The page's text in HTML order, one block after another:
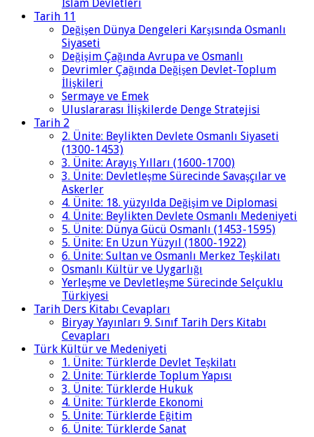
İslam Devletleri
Tarih 11
Değişen Dünya Dengeleri Karşısında Osmanlı
Siyaseti
Değişim Çağında Avrupa ve Osmanlı
Devrimler Çağında Değişen Devlet-Toplum
İlişkileri
Sermaye ve Emek
Uluslararası İlişkilerde Denge Stratejisi
Tarih 2
2. Ünite: Beylikten Devlete Osmanlı Siyaseti
(1300-1453)
3. Ünite: Arayış Yılları (1600-1700)
3. Ünite: Devletleşme Sürecinde Savaşçılar ve
Askerler
4. Ünite: 18. yüzyılda Değişim ve Diplomasi
4. Ünite: Beylikten Devlete Osmanlı Medeniyeti
5. Ünite: Dünya Gücü Osmanlı (1453-1595)
5. Ünite: En Uzun Yüzyıl (1800-1922)
6. Ünite: Sultan ve Osmanlı Merkez Teşkilatı
Osmanlı Kültür ve Uygarlığı
Yerleşme ve Devletleşme Sürecinde Selçuklu
Türkiyesi
Tarih Ders Kitabı Cevapları
Biryay Yayınları 9. Sınıf Tarih Ders Kitabı
Cevapları
Türk Kültür ve Medeniyeti
1. Ünite: Türklerde Devlet Teşkilatı
2. Ünite: Türklerde Toplum Yapısı
3. Ünite: Türklerde Hukuk
4. Ünite: Türklerde Ekonomi
5. Ünite: Türklerde Eğitim
6. Ünite: Türklerde Sanat